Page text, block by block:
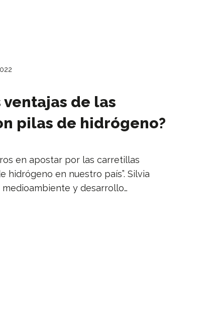
ventajas de las
pilas de hidrógeno?
en apostar por las carretillas
hidrógeno en nuestro país”. Silvia
y desarrollo…